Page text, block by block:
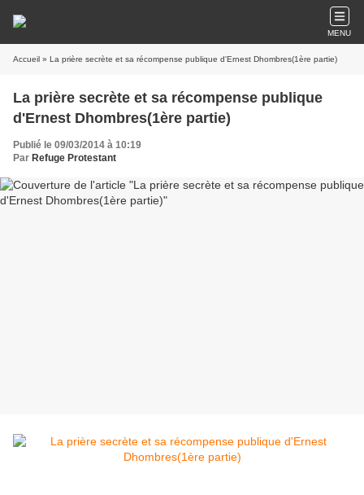
MENU
Accueil » La prière secrète et sa récompense publique d'Ernest Dhombres(1ère partie)
La prière secrète et sa récompense publique
d'Ernest Dhombres(1ère partie)
Publié le 09/03/2014 à 10:19
Par Refuge Protestant